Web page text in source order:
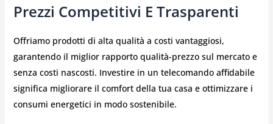
Prezzi Competitivi E Trasparenti
Offriamo prodotti di alta qualità a costi vantaggiosi,
garantendo il miglior rapporto qualità-prezzo sul mercato e
senza costi nascosti. Investire in un telecomando affidabile
significa migliorare il comfort della tua casa e ottimizzare i
consumi energetici in modo sostenibile.